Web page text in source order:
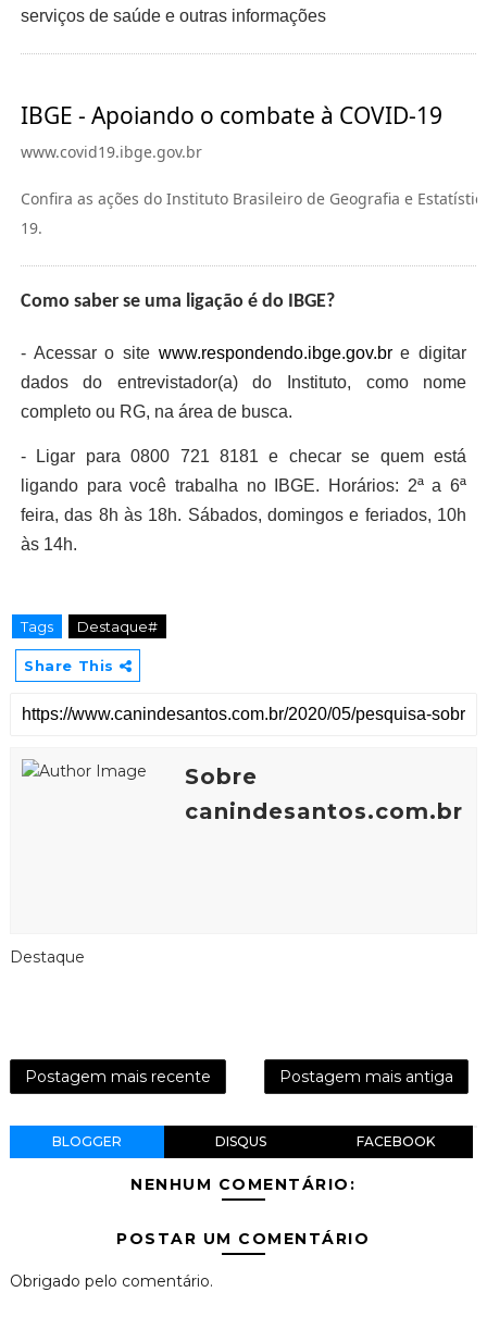
serviços de saúde e outras informações
IBGE - Apoiando o combate à COVID-19
www.covid19.ibge.gov.br
Confira as ações do Instituto Brasileiro de Geografia e
19.
Como saber se uma ligação é do IBGE?
- Acessar o site www.respondendo.ibge.gov.bre digitar
dados do entrevistador(a) do Instituto, como nome
completo ou RG, na área de busca.
- Ligar para 0800 721 8181 e checar se quem está
ligando para você trabalha no IBGE. Horários: 2ª a 6ª
feira, das 8h às 18h. Sábados, domingos e feriados, 10h
às 14h.
Tags Destaque#
Share This
Sobre
canindesantos.com.br
Destaque
Postagem mais recente Postagem mais antiga
BLOGGER DISQUS FACEBOOK
NENHUM COMENTÁRIO:
POSTAR UM COMENTÁRIO
Obrigado pelo comentário.